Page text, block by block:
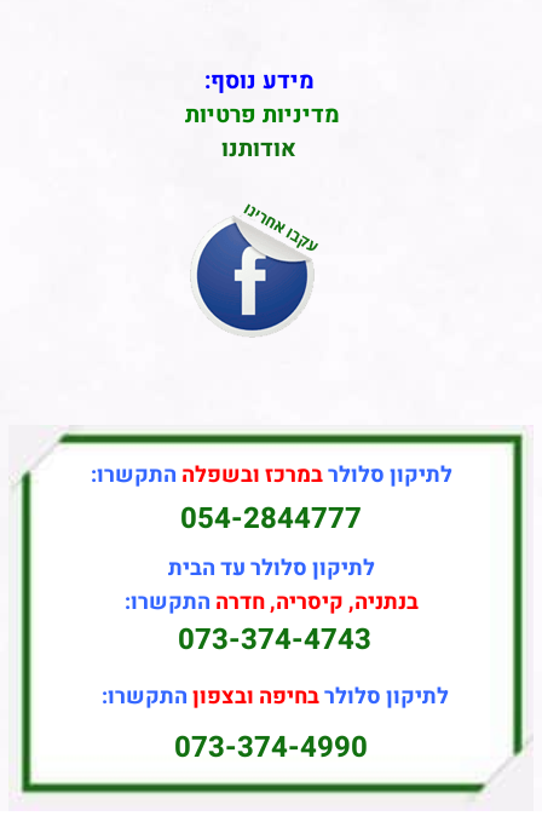
מידע נוסף:
מדיניות פרטיות
אודותנו
לתיקון סלולרבמרכז ובשפלה התקשרו:
054-2844777
לתיקון סלולר עד הבית
בנתניה, קיסריה, חדרה התקשרו:
073-374-4743
לתיקון סלולרבחיפה ובצפוןהתקשרו:
073-374-4990